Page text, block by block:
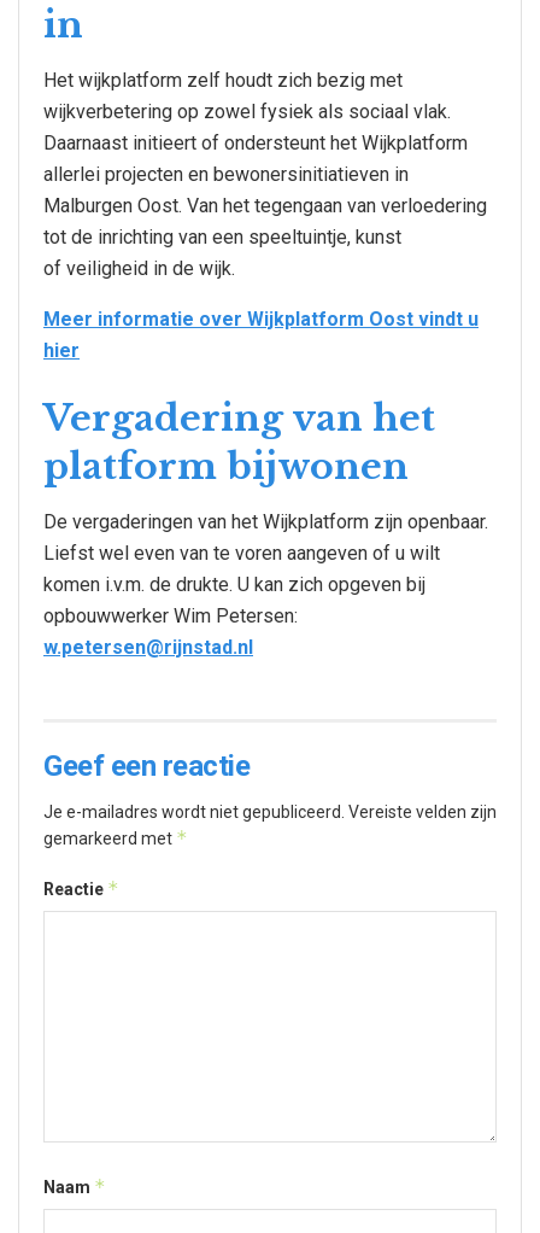
in
Het wijkplatform zelf houdt zich bezig met
wijkverbetering op zowel fysiek als sociaal vlak.
Daarnaast initieert of ondersteunt het Wijkplatform
allerlei projecten en bewonersinitiatieven in
Malburgen Oost. Van het tegengaan van verloedering
tot de inrichting van een speeltuintje, kunst
of veiligheid in de wijk.
Meer informatie over Wijkplatform Oost vindt u
hier
Vergadering van het
platform bijwonen
De vergaderingen van het Wijkplatform zijn openbaar.
Liefst wel even van te voren aangeven of u wilt
komen i.v.m. de drukte. U kan zich opgeven bij
opbouwwerker Wim Petersen:
w.petersen@rijnstad.nl
Geef een reactie
Je e-mailadres wordt niet gepubliceerd. Vereiste velden zijn
gemarkeerd met *
Reactie *
Naam *